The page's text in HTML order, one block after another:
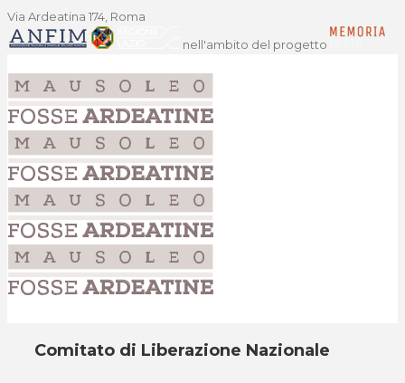
Via Ardeatina 174, Roma
nell'ambito del progetto
Comitato di Liberazione Nazionale